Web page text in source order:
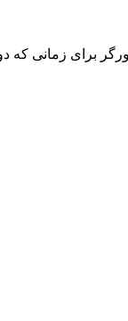
برای زمانی که